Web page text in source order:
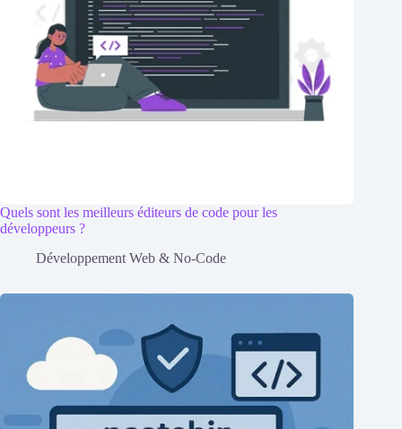
Quels sont les meilleurs éditeurs de code pour les
développeurs ?
Développement Web & No-Code